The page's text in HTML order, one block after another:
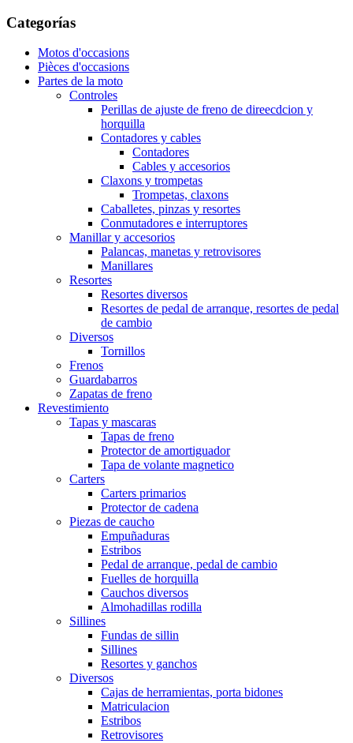
Categorías
Motos d'occasions
Pièces d'occasions
Partes de la moto
Controles
Perillas de ajuste de freno de direecdcion y
horquilla
Contadores y cables
Contadores
Cables y accesorios
Claxons y trompetas
Trompetas, claxons
Caballetes, pinzas y resortes
Conmutadores e interruptores
Manillar y accesorios
Palancas, manetas y retrovisores
Manillares
Resortes
Resortes diversos
Resortes de pedal de arranque, resortes de pedal
de cambio
Diversos
Tornillos
Frenos
Guardabarros
Zapatas de freno
Revestimiento
Tapas y mascaras
Tapas de freno
Protector de amortiguador
Tapa de volante magnetico
Carters
Carters primarios
Protector de cadena
Piezas de caucho
Empuñaduras
Estribos
Pedal de arranque, pedal de cambio
Fuelles de horquilla
Cauchos diversos
Almohadillas rodilla
Sillines
Fundas de sillin
Sillines
Resortes y ganchos
Diversos
Cajas de herramientas, porta bidones
Matriculacion
Estribos
Retrovisores